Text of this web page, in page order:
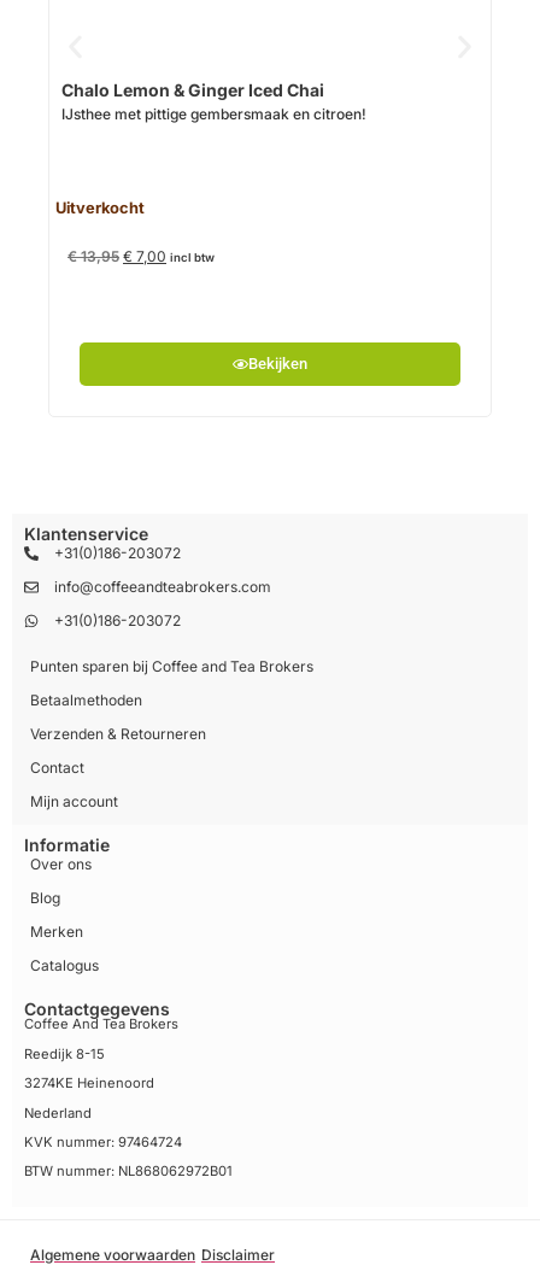
Chalo Lemon & Ginger Iced Chai
IJsthee met pittige gembersmaak en citroen!
Uitverkocht
€13,95 € 7,00 incl btw
Bekijken
Klantenservice
+31(0)186-203072
info@coffeeandteabrokers.com
+31(0)186-203072
Punten sparen bij Coffee and Tea Brokers
Betaalmethoden
Verzenden & Retourneren
Contact
Mijn account
Informatie
Over ons
Blog
Merken
Catalogus
Contactgegevens
Coffee And Tea Brokers
Reedijk 8-15
3274KE Heinenoord
Nederland
KVK nummer: 97464724
BTW nummer: NL868062972B01
Algemene voorwaarden Disclaimer